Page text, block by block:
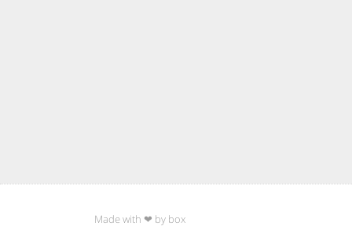
Made with ❤ by box